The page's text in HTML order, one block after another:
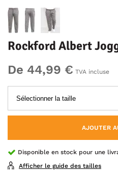
Rockford Albert
De 44,99 € TVA incluse
AJOUTER
Disponible en stock pour une
Afficher le guide des tailles